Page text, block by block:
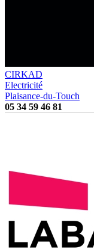
CIRKAD
Electricité
Plaisance-du-Touch
05 34 59 46 81